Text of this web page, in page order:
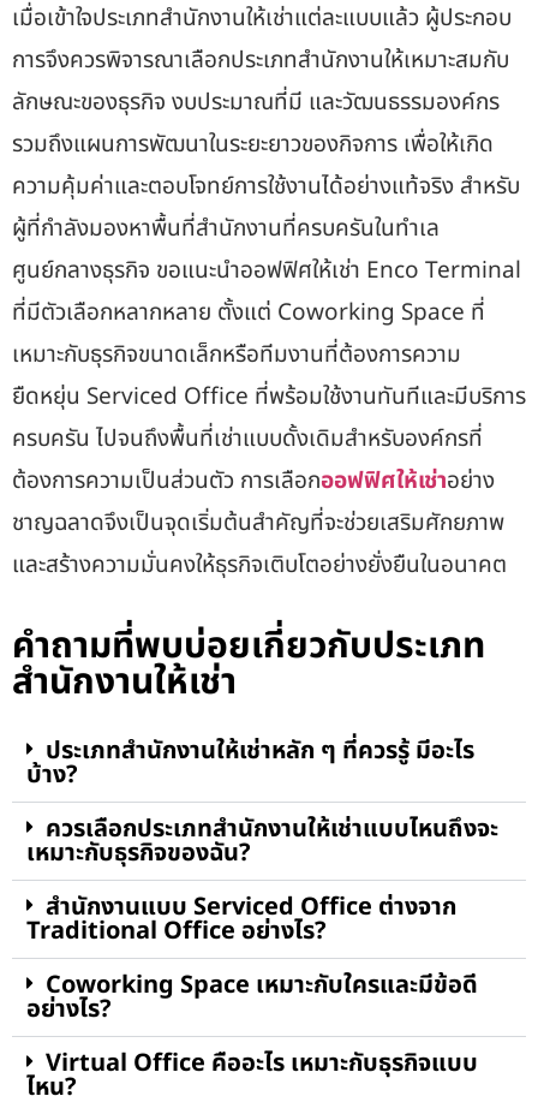
เมื่อเข้าใจประเภทสำนักงานให้เช่าแต่ละแบบแล้ว ผู้ประกอบ
การจึงควรพิจารณาเลือกประเภทสำนักงานให้เหมาะสมกับ
ลักษณะของธุรกิจ งบประมาณที่มี และวัฒนธรรมองค์กร
รวมถึงแผนการพัฒนาในระยะยาวของกิจการ เพื่อให้เกิด
ความคุ้มค่าและตอบโจทย์การใช้งานได้อย่างแท้จริง สำหรับ
ผู้ที่กำลังมองหาพื้นที่สำนักงานที่ครบครันในทำเล
ศูนย์กลางธุรกิจ ขอแนะนำออฟฟิศให้เช่า Enco Terminal
ที่มีตัวเลือกหลากหลาย ตั้งแต่ Coworking Space ที่
เหมาะกับธุรกิจขนาดเล็กหรือทีมงานที่ต้องการความ
ยืดหยุ่น Serviced Office ที่พร้อมใช้งานทันทีและมีบริการ
ครบครัน ไปจนถึงพื้นที่เช่าแบบดั้งเดิมสำหรับองค์กรที่
ต้องการความเป็นส่วนตัว การเลือกออฟฟิศให้เช่าอย่าง
ชาญฉลาดจึงเป็นจุดเริ่มต้นสำคัญที่จะช่วยเสริมศักยภาพ
และสร้างความมั่นคงให้ธุรกิจเติบโตอย่างยั่งยืนในอนาคต
คำถามที่พบบ่อยเกี่ยวกับประเภท
สำนักงานให้เช่า
ประเภทสำนักงานให้เช่าหลัก ๆ ที่ควรรู้ มีอะไร
บ้าง?
ควรเลือกประเภทสำนักงานให้เช่าแบบไหนถึงจะ
เหมาะกับธุรกิจของฉัน?
สำนักงานแบบ Serviced Office ต่างจาก
Traditional Office อย่างไร?
Coworking Space เหมาะกับใครและมีข้อดี
อย่างไร?
Virtual Office คืออะไร เหมาะกับธุรกิจแบบ
ไหน?